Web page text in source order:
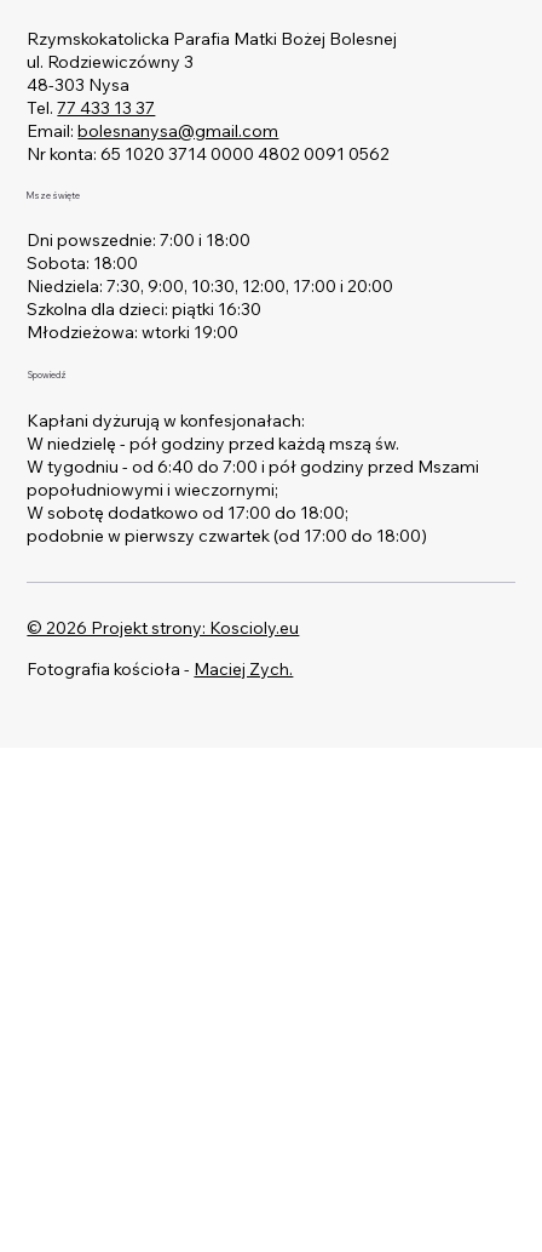
Rzymskokatolicka Parafia Matki Bożej Bolesnej
ul. Rodziewiczówny 3
48-303 Nysa
Tel.77 433 13 37
Email:bolesnanysa@gmail.com
Nr konta: 65 1020 3714 0000 4802 0091 0562
Msze święte
Dni powszednie: 7:00 i 18:00
Sobota: 18:00
Niedziela: 7:30, 9:00, 10:30, 12:00, 17:00 i 20:00
Szkolna dla dzieci: piątki 16:30
Młodzieżowa: wtorki 19:00
Spowiedź
Kapłani dyżurują w konfesjonałach:
W niedzielę - pół godziny przed każdą mszą św.
W tygodniu - od 6:40 do 7:00 i pół godziny przed Mszami
popołudniowymi i wieczornymi;
W sobotę dodatkowo od 17:00 do 18:00;
podobnie w pierwszy czwartek (od 17:00 do 18:00)
© 2026 Projekt strony: Koscioly.eu
Fotografia kościoła - Maciej Zych.